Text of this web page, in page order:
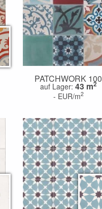
PATCHWORK 100
auf Lager: 43 m2
- EUR/m2